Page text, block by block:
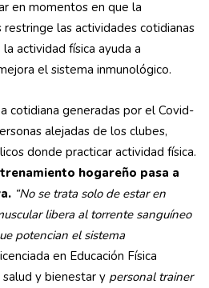
en momentos en que la
las actividades cotidianas
actividad física ayuda a
el sistema inmunológico.
cotidiana generadas por el Covid-
alejadas de los clubes,
donde practicar actividad física.
hogareño pasa a
“No se trata solo de estar en
libera al torrente sanguíneo
potencian el sistema
en Educación Física
salud y bienestar y personal trainer